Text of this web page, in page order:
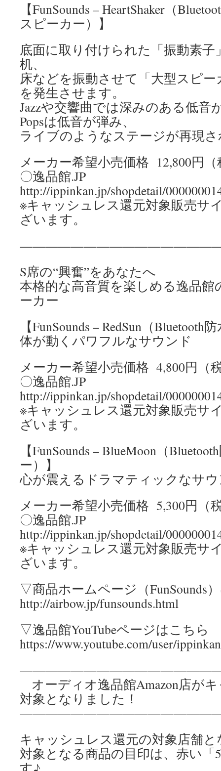
【FunSounds – HeartShaker（
スピーカー）】
底面に取り付けられた「振動素
机、
床などを振動させて「大型スピ
を発生させます。
Jazzや交響曲では深みのある低音
Popsは低音が弾み、
ライブのようなステージが再現
メーカー希望小売価格 12,800円
〇逸品館.JP
http://ippinkan.jp/shopdetail/
※キャッシュレス還元対象販売サ
ざいます。
S席の“興奮”をあなたへ
本格的な高音質を楽しめる逸品館
ーカー
【FunSounds – RedSun（
体が動くパワフルなサウンド
メーカー希望小売価格 4,800円（
〇逸品館.JP
http://ippinkan.jp/shopdetail/
※キャッシュレス還元対象販売サ
ざいます。
【FunSounds – BlueMoon（
ー）】
心が震えるドラマティックなサ
メーカー希望小売価格 5,300円（
〇逸品館.JP
http://ippinkan.jp/shopdetail/
※キャッシュレス還元対象販売サ
ざいます。
▽商品ホームページ（FunSounds
http://airbow.jp/funsounds.html
▽逸品館YouTubeページはこちら
https://www.youtube.com/user/
オーディオ逸品館Amazon店が
対象となりました！
キャッシュレス還元の対象店舗
対象となる商品の目印は、赤い「
す♪